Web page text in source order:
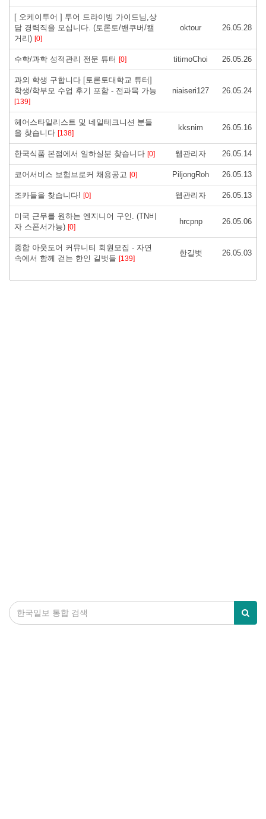
[ 오케이투어 ] 투어 드라이빙 가이드님,상
담 경력직을 모십니다. (토론토/밴쿠버/캘
거리) [0]
oktour 26.05.28
수학/과학 성적관리 전문 튜터 [0] titimoChoi 26.05.26
과외 학생 구합니다 [토론토대학교 튜터]
학생/학부모 수업 후기 포함 - 전과목 가능
[139]
niaiseri127 26.05.24
헤어스타일리스트 및 네일테크니션 분들
을 찾습니다 [138]
kksnim 26.05.16
한국식품 본점에서 일하실분 찾습니다 [0] 웹관리자 26.05.14
코어서비스 보험브로커 채용공고 [0] PiljongRoh 26.05.13
조카들을 찾습니다! [0] 웹관리자 26.05.13
미국 근무를 원하는 엔지니어 구인. (TN비
자 스폰서가능) [0]
hrcpnp 26.05.06
종합 아웃도어 커뮤니티 회원모집 - 자연
속에서 함께 걷는 한인 길벗들 [139]
한길벗 26.05.03